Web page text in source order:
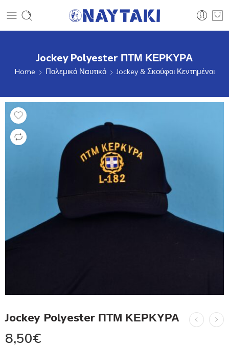
Jockey Polyester ΠΤΜ ΚΕΡΚΥΡΑ
Home Πολεμικό Ναυτικό Jockey & Σκούφοι Κεντημένοι
Jockey Polyester ΠΤΜ ΚΕΡΚΥΡΑ
8,50€